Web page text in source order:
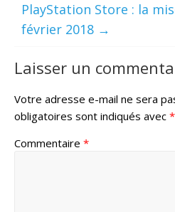
PlayStation Store : la
février 2018 →
Laisser un
Votre adresse e-mail ne sera
obligatoires sont indiqués avec *
Commentaire *